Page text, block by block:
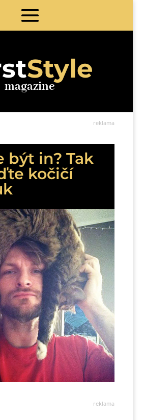
Style
magazine
reklama
být in? Tak
kočičí
reklama